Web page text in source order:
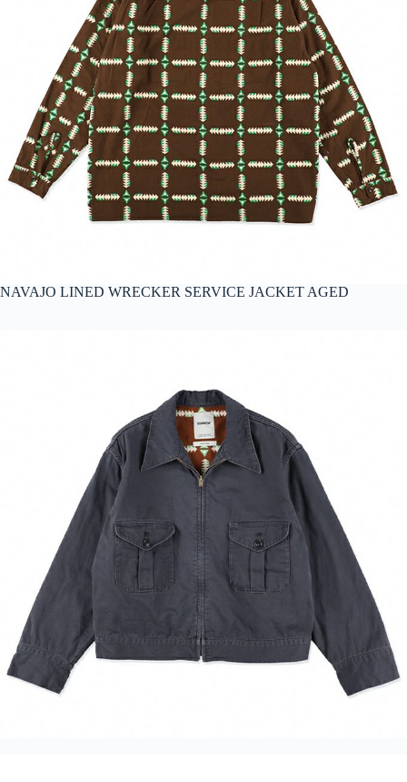
NAVAJO LINED WRECKER SERVICE JACKET AGED